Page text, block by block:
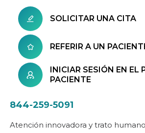
SOLICITAR UNA CITA
REFERIR A UN
INICIAR SESIÓN EN EL
PACIENTE
844-259-5091
Atención innovadora y trato